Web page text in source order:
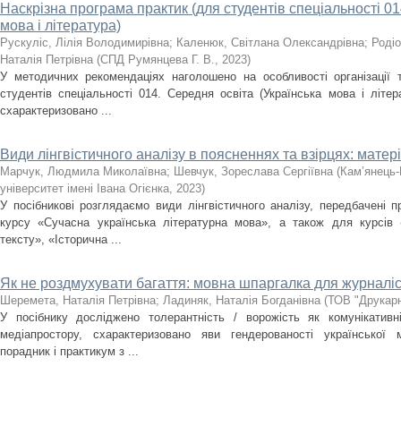
Наскрізна програма практик (для студентів спеціальності
мова і література)
Рускуліс, Лілія Володимирівна; Каленюк, Світлана Олександрівна;
Наталія Петрівна (СПД Румянцева Г. В., 2023)
У методичних рекомендаціях наголошено на особливості організації
студентів спеціальності 014. Середня освіта (Українська мова і
схарактеризовано ...
Види лінгвістичного аналізу в поясненнях та взірцях:
Марчук, Людмила Миколаївна; Шевчук, Зореслава Сергіївна (
університет імені Івана Огієнка, 2023)
У посібникові розглядаємо види лінгвістичного аналізу,
курсу «Сучасна українська літературна мова», а також для курсів
тексту», «Історична ...
Як не роздмухувати багаття: мовна шпаргалка для
Шеремета, Наталія Петрівна; Ладиняк, Наталія Богданівна (ТОВ
У посібнику досліджено толерантність / ворожість як
медіапростору, схарактеризовано яви гендерованості
порадник і практикум з ...